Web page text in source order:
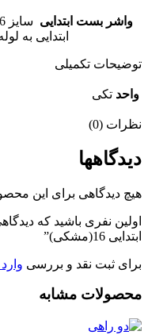
واشر بست ابتدایی
ابتدایی به
توضیحات تکمیلی
واحد تکی
نظرات (0)
دیدگاهها
هیچ دیدگاهی برای این
اولین نفری باشید که
ابتدایی 16(مشکی)”
برای ثبت نقد و بررسی
محصولات مشابه